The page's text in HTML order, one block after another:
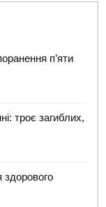
п’яти
троє загиблих,
здорового